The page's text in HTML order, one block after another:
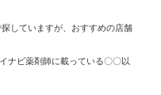
していますが、おすすめの店舗
ナビ薬剤師に載っている〇〇以